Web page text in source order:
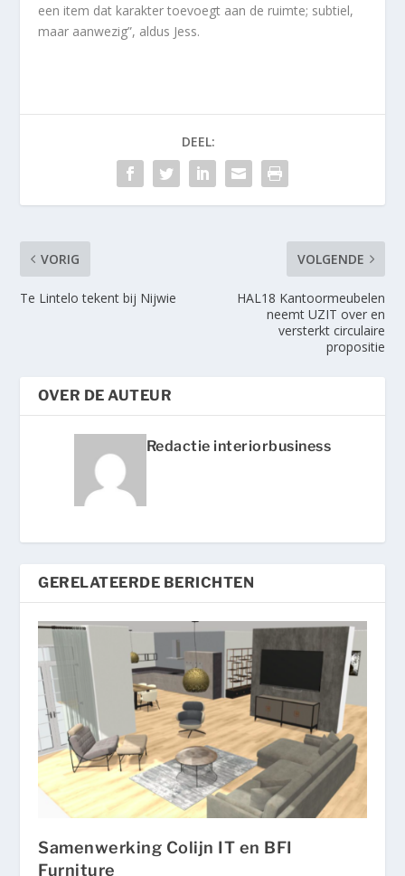
een item dat karakter toevoegt aan de ruimte; subtiel,
maar aanwezig”, aldus Jess.
DEEL:
VORIG
Te Lintelo tekent bij Nijwie
VOLGENDE
HAL18 Kantoormeubelen
neemt UZIT over en
versterkt circulaire
propositie
OVER DE AUTEUR
Redactie interiorbusiness
GERELATEERDE BERICHTEN
Samenwerking Colijn IT en BFI
Furniture